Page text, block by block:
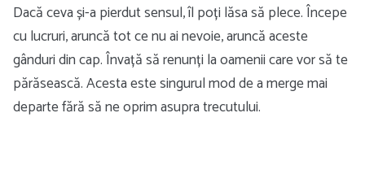
Dacă ceva și-a pierdut sensul, îl poți lăsa să plece. Începe
cu lucruri, aruncă tot ce nu ai nevoie, aruncă aceste
gânduri din cap. Învață să renunți la oamenii care vor să te
părăsească. Acesta este singurul mod de a merge mai
departe fără să ne oprim asupra trecutului.